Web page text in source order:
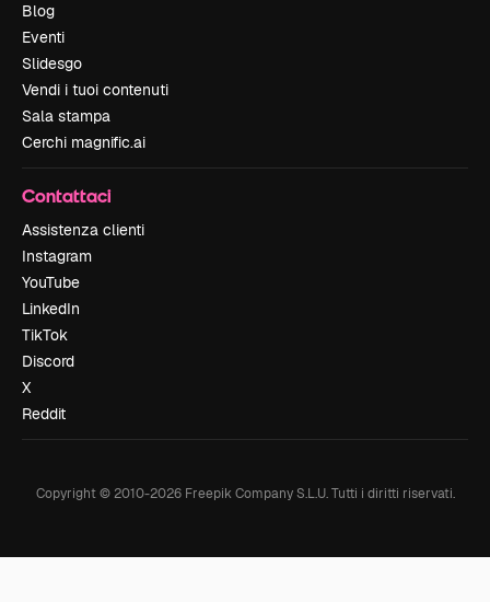
Blog
Eventi
Slidesgo
Vendi i tuoi contenuti
Sala stampa
Cerchi magnific.ai
Contattaci
Assistenza clienti
Instagram
YouTube
LinkedIn
TikTok
Discord
X
Reddit
Copyright © 2010-2026Freepik Company S.L.U. Tutti i diritti riservati.